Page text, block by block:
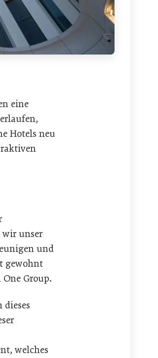
eine
Hotels neu
wir unser
und
gewohnt
Group.
welches